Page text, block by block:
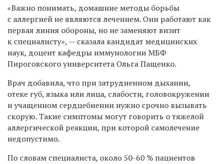
«Важно понимать, домашние методы борьбы
с аллергией не являются лечением. Они работают как
первая линия обороны, но не заменяют визит
к специалисту», — сказала кандидат медицинских
наук, доцент кафедры иммунологии МБФ
Пироговского университета Ольга Пащенко.
Врач добавила, что при затрудненном дыхании,
отеке губ, языка или лица, слабости, головокружении
и учащенном сердцебиении нужно срочно вызывать
скорую. Такие симптомы могут говорить о тяжелой
аллергической реакции, при которой самолечение
недопустимо.
По словам специалиста, около 50-60 % пациентов